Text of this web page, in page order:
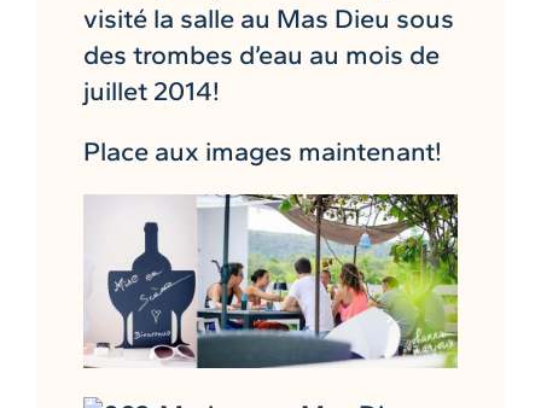
visité la salle au Mas Dieu sous
des trombes d’eau au mois de
juillet 2014!
Place aux images maintenant!